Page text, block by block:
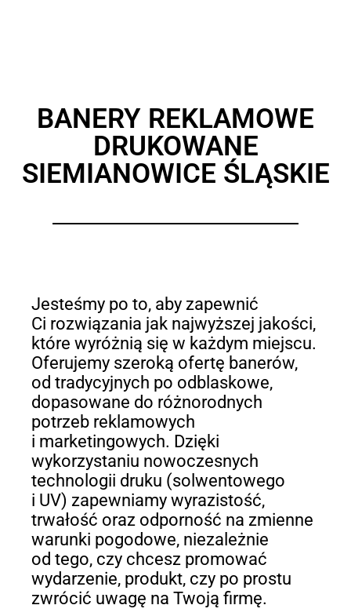
BANERY REKLAMOWE
DRUKOWANE
SIEMIANOWICE ŚLĄSKIE
Jesteśmy po to, aby zapewnić
Ci rozwiązania jak najwyższej jakości,
które wyróżnią się w każdym miejscu.
Oferujemy szeroką ofertę banerów,
od tradycyjnych po odblaskowe,
dopasowane do różnorodnych
potrzeb reklamowych
i marketingowych. Dzięki
wykorzystaniu nowoczesnych
technologii druku (solwentowego
i UV) zapewniamy wyrazistość,
trwałość oraz odporność na zmienne
warunki pogodowe, niezależnie
od tego, czy chcesz promować
wydarzenie, produkt, czy po prostu
zwrócić uwagę na Twoją firmę.